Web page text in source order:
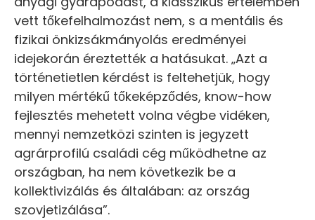
vett tőkefelhalmozást nem, s a mentális és
fizikai önkizsákmányolás eredményei
idejekorán éreztették a hatásukat. „Azt a
történetietlen kérdést is feltehetjük, hogy
milyen mértékű tőkeképződés, know-how
fejlesztés mehetett volna végbe vidéken,
mennyi nemzetközi szinten is jegyzett
agrárprofilú családi cég működhetne az
országban, ha nem következik be a
kollektivizálás és általában: az ország
szovjetizálása”.